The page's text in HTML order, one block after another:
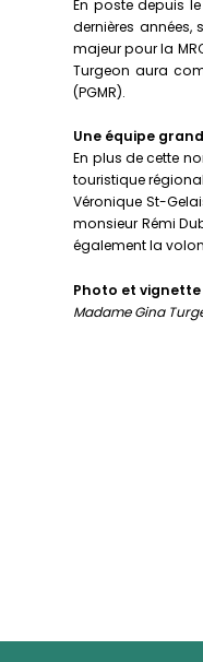
En poste depuis
dernières
majeur pour la
Turgeon aura
(PGMR).
Une équipe
En plus de cette
touristique
Véronique St-
monsieur Rémi
également la
Photo et vignette
Madame Gina